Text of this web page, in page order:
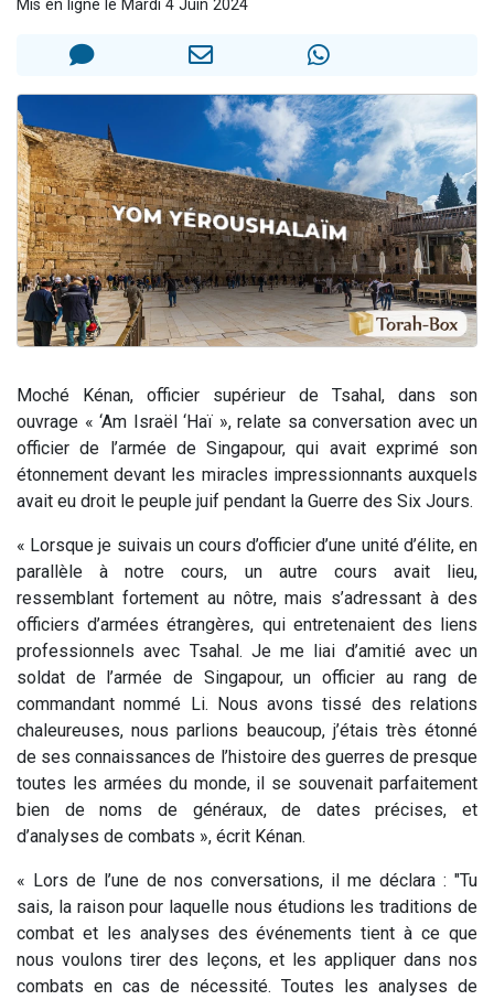
2 nouvelles musiques dans Torah-Box Music
6 personnes viennent de nous rejoindre sur WhatsApp
Mis en ligne le Mardi 4 Juin 2024
Moché Kénan, officier supérieur de Tsahal, dans son
ouvrage « ‘Am Israël ‘Haï », relate sa conversation avec un
officier de l’armée de Singapour, qui avait exprimé son
étonnement devant les miracles impressionnants auxquels
avait eu droit le peuple juif pendant la Guerre des Six Jours.
« Lorsque je suivais un cours d’officier d’une unité d’élite, en
parallèle à notre cours, un autre cours avait lieu,
ressemblant fortement au nôtre, mais s’adressant à des
officiers d’armées étrangères, qui entretenaient des liens
professionnels avec Tsahal. Je me liai d’amitié avec un
soldat de l’armée de Singapour, un officier au rang de
commandant nommé Li. Nous avons tissé des relations
chaleureuses, nous parlions beaucoup, j’étais très étonné
de ses connaissances de l’histoire des guerres de presque
toutes les armées du monde, il se souvenait parfaitement
bien de noms de généraux, de dates précises, et
d’analyses de combats », écrit Kénan.
« Lors de l’une de nos conversations, il me déclara : "Tu
sais, la raison pour laquelle nous étudions les traditions de
combat et les analyses des événements tient à ce que
nous voulons tirer des leçons, et les appliquer dans nos
combats en cas de nécessité. Toutes les analyses de